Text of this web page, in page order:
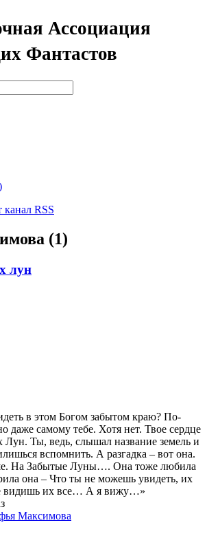
Ассоциация
Фантастов
канал RSS
(1)
лун
в этом Богом забытом краю? По-
даже самому тебе. Хотя нет. Твое сердце
Лун. Ты, ведь, слышал название земель и
вспомнить. А разгадка – вот она.
На Забытые Луны…. Она тоже любила
она – Что ты не можешь увидеть, их
видишь их все… А я вижу…»
Максимова